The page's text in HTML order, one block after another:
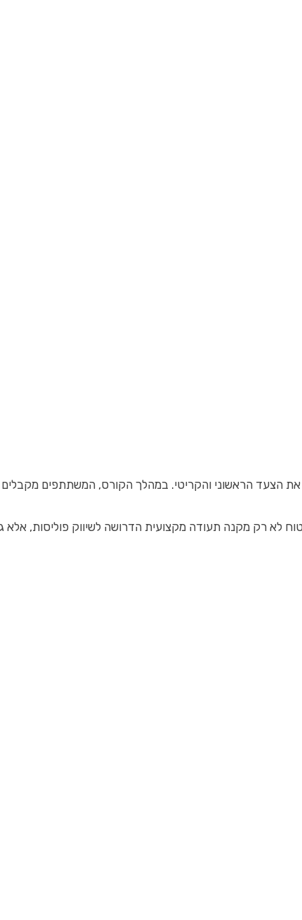
הראשוני והקריטי. במהלך הקורס, המשתתפים מקבלים
לא רק מקנה תעודה מקצועית הדרושה לשיווק פוליסות,